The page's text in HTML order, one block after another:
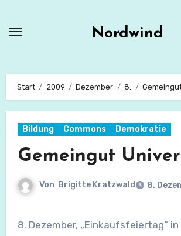
Nordwind
Start 2009 Dezember 8.
Bildung Commons Demokratie
Gemeingut
Von Brigitte Kratzwald 8.
8. Dezember, „Einkaufsfeiertag“ in Österreich –